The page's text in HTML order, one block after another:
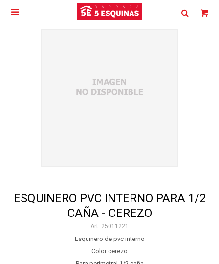

ESQUINERO PVC INTERNO PARA 1/2
CAÑA - CEREZO
25011221
Esquinero de pvc interno
Color cerezo